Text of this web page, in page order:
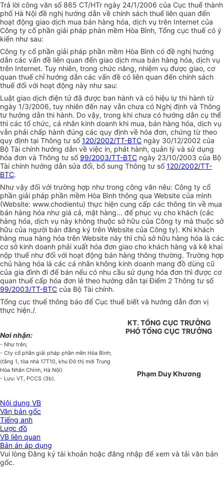
Trả lời công văn số 865 CT/HTr ngày 24/1/2006 của Cục thuế thành
phố Hà Nội đề nghị hướng dẫn về chính sách thuế liên quan đến
hoạt động giao dịch mua bán hàng hóa, dịch vụ trên Internet của
Công ty cổ phần giải pháp phàn mềm Hòa Bình, Tổng cục thuế có ý
kiến như sau:
Công ty cổ phần giải pháp phần mềm Hòa Bình có đề nghị hướng
dẫn các vấn đề liên quan đến giao dịch mua bán hàng hóa, dịch vụ
trên Internet. Tuy nhiên, trong chức năng, nhiệm vụ được giao, cơ
quan thuế chỉ hướng dẫn các vấn đề có liên quan đến chính sách
thuế đối với hoạt động này như sau:
Luật giao dịch điện tử đã được ban hành và có hiệu lự thi hành từ
ngày 1/3/2006, tuy nhiên đến nay vẫn chưa có Nghị định và Thông
tư hướng dẫn thi hành. Do vậy, trong khi chưa có hướng dẫn cụ thể
thì các tổ chức, cá nhân kinh doanh khi mua, bán hàng hóa, dịch vụ
vẫn phải chấp hành đúng các quy định về hóa đơn, chứng từ theo
quy định tại Thông tư số120/2002/TT-BTC ngày 30/12/2002 của
Bộ Tài chính hướng dẫn về việc in, phát hành, quản lý và sử dụng
hóa đơn và Thông tư số 99/2003/TT-BTC ngày 23/10/2003 của Bộ
Tài chính hướng dẫn sửa đổi, bổ sung Thông tư số120/2002/TT-
BTC.
Như vậy đối với trường hợp như trong công văn nêu: Công ty cổ
phần giải pháp phần mềm Hòa Bình thông qua Website của mình
(Website: www.chodientu) thực hiện cung cấp các thông tin về mua
bán hàng hóa như giá cả, mặt hàng... để phục vụ cho khách (các
hàng hóa, dịch vụ này không thuộc sở hữu của Công ty mà thuộc sở
hữu của người bán đăng ký trên Website của Công ty). Khi khách
hàng mua hàng hóa trên Website này thì chủ sở hữu hàng hóa là các
cơ sở kinh doanh phải xuất hóa đơn giao cho khách hàng và kê khai
nộp thuế như đối với hoạt động bán hàng thông thường. Trường hợp
chủ hàng hóa là các cá nhân không kinh doanh mang đồ dùng cũ
của gia đình đi để bán nếu có nhu cầu sử dụng hóa đơn thì được cơ
quan thuế cấp hóa đơn lẻ theo hướng dẫn tại Điểm 2 Thông tư số
99/2003/TT-BTC của Bộ Tài chính.
Tổng cục thuế thông báo để Cục thuế biết và hướng dẫn đơn vị
thực hiện./.
Nơi nhận:
- Như trên;
- Cty cổ phần giải pháp phần mền Hòa Bình;
(tầng 1, tòa nhà 17T10, khu Đô thị mới Trung
Hòa Nhân Chính, Hà Nội)
- Lưu: VT, PCCS (3b).
KT. TỔNG CỤC TRƯỞNG
PHÓ TỔNG CỤC TRƯỞNG
Phạm Duy Khương
Nội dung VB
Văn bản gốc
Tiếng anh
Lược đồ
VB liên quan
Bản án áp dụng
Vui lòngĐăng ký tài khoản hoặc đăng nhập để xem và tải văn bản
gốc.